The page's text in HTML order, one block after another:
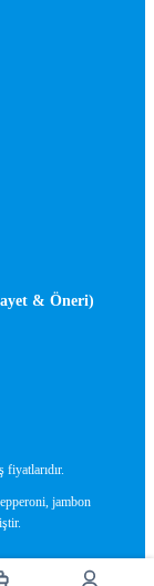
& Öneri)
fiyatlarıdır.
jambon